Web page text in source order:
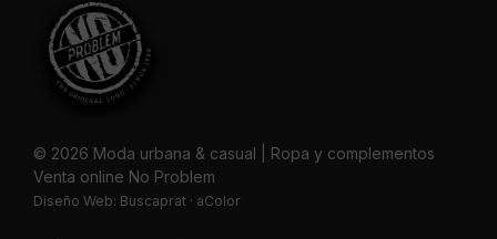
© 2026 Moda urbana & casual | Ropa y complementos
Venta online No Problem
Diseño Web: Buscaprat · aColor